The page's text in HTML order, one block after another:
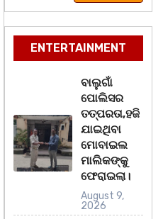
ENTERTAINMENT
ବାଲୁଗାଁ
ପୋଲିସର
ତତ୍‌ପରତା,ହଜି
ଯାଇଥିବା
ମୋବାଇଲ
ମାଲିକଙ୍କୁ
ଫେରାଇଲା।
August 9,
2026